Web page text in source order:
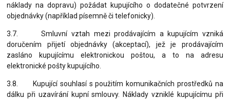
náklady na dopravu) požádat kupujícího o dodatečné potvrzení
objednávky (například písemně či telefonicky).
3.7. Smluvní vztah mezi prodávajícím a kupujícím vzniká
doručením přijetí objednávky (akceptací), jež je prodávajícím
zasláno kupujícímu elektronickou poštou, a to na adresu
elektronické pošty kupujícího.
3.8. Kupující souhlasí s použitím komunikačních prostředků na
dálku při uzavírání kupní smlouvy. Náklady vzniklé kupujícímu při